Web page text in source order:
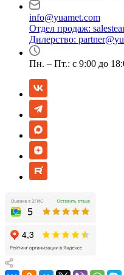
info@yuamet.com
Отдел продаж:
Дилерство:
Пн. – Пт.: с 9:00 до